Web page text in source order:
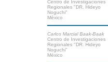
Centro de Investigaciones
Regionales "DR. Hideyo
Noguchi"
México
Carlos Marcial Baak-Baak
Centro de Investigaciones
Regionales "DR. Hideyo
Noguchi"
México